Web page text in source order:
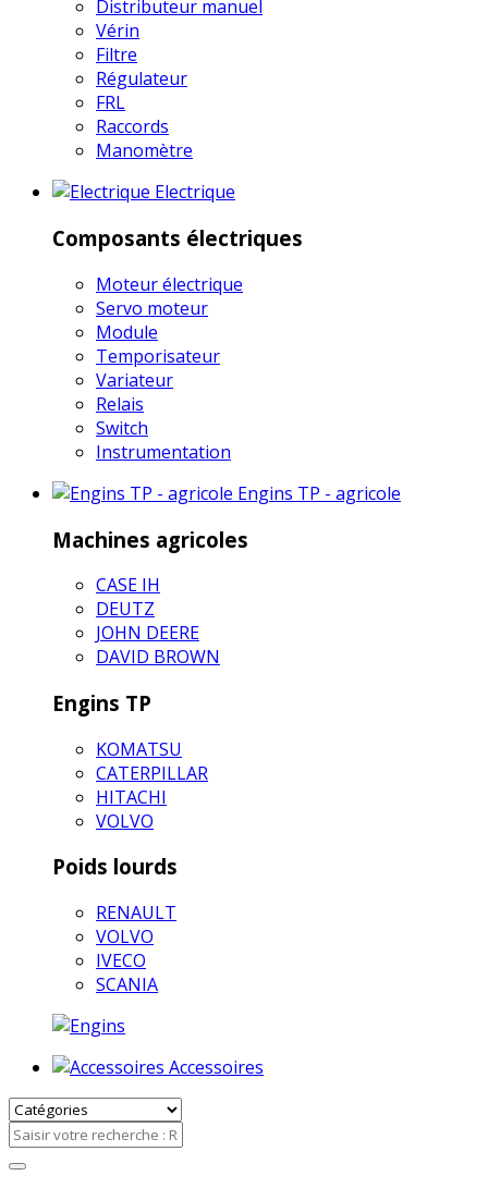
Distributeur manuel
Vérin
Filtre
Régulateur
FRL
Raccords
Manomètre
Electrique
Composants électriques
Moteur électrique
Servo moteur
Module
Temporisateur
Variateur
Relais
Switch
Instrumentation
Engins TP - agricole
Machines agricoles
CASE IH
DEUTZ
JOHN DEERE
DAVID BROWN
Engins TP
KOMATSU
CATERPILLAR
HITACHI
VOLVO
Poids lourds
RENAULT
VOLVO
IVECO
SCANIA
Accessoires